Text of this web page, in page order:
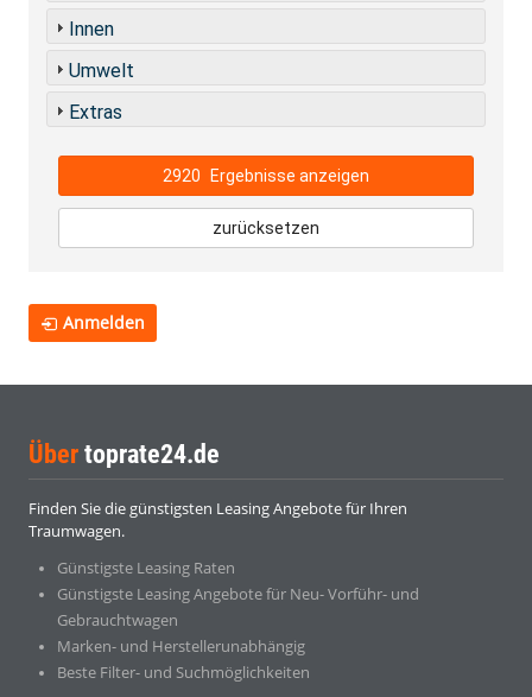
Innen
Umwelt
Extras
2920 Ergebnisse anzeigen
zurücksetzen
Anmelden
Über toprate24.de
Finden Sie die günstigsten Leasing Angebote für Ihren
Traumwagen.
Günstigste Leasing Raten
Günstigste Leasing Angebote für Neu- Vorführ- und
Gebrauchtwagen
Marken- und Herstellerunabhängig
Beste Filter- und Suchmöglichkeiten